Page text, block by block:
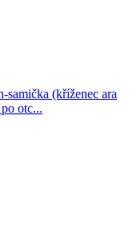
samička (kříženec ara
otc...